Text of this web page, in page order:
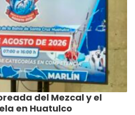
del Mezcal y el
en Huatulco